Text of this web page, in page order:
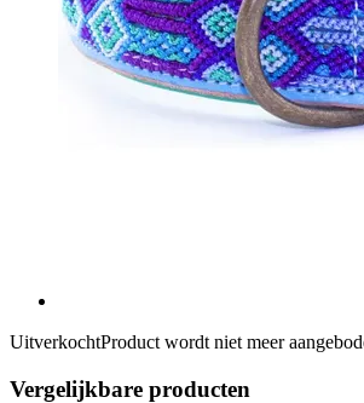
UitverkochtProduct wordt niet meer
Vergelijkbare producten